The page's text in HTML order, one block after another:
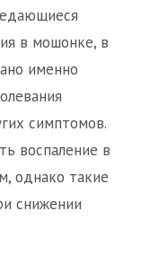
в мошонке, в
именно
симптомов.
воспаление в
однако такие
снижении